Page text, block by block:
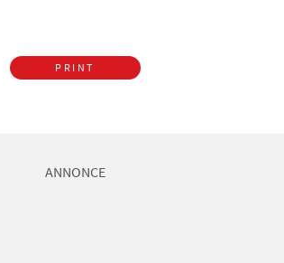
PRINT
ANNONCE